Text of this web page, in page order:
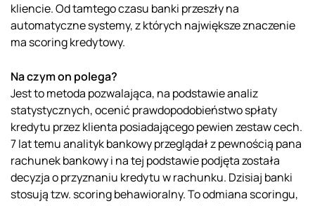
kliencie. Od tamtego czasu banki przeszły na
automatyczne systemy, z których największe znaczenie
ma scoring kredytowy.
Na czym on polega?
Jest to metoda pozwalająca, na podstawie analiz
statystycznych, ocenić prawdopodobieństwo spłaty
kredytu przez klienta posiadającego pewien zestaw cech.
7 lat temu analityk bankowy przeglądał z pewnością pana
rachunek bankowy i na tej podstawie podjęta została
decyzja o przyznaniu kredytu w rachunku. Dzisiaj banki
stosują tzw. scoring behawioralny. To odmiana scoringu,